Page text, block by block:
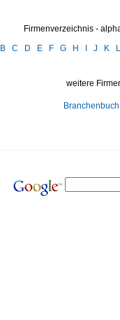
Firmenverzeichnis -
B C D E F G H J K L
weitere